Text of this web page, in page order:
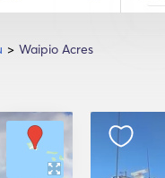
Waipio Acres